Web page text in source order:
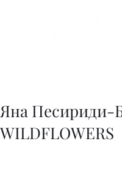
Яна Песириди-
WILDFLOWERS